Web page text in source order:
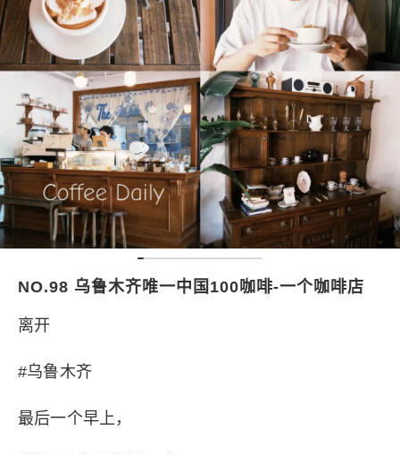
NO.98 乌鲁木齐唯一中国100咖啡-一个咖啡店
离开
#乌鲁木齐
最后一个早上，